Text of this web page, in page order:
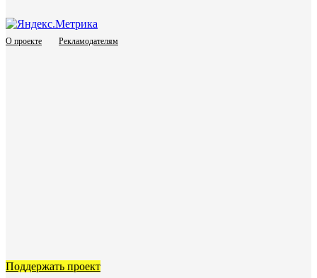
О проекте Рекламодателям
Поддержать проект